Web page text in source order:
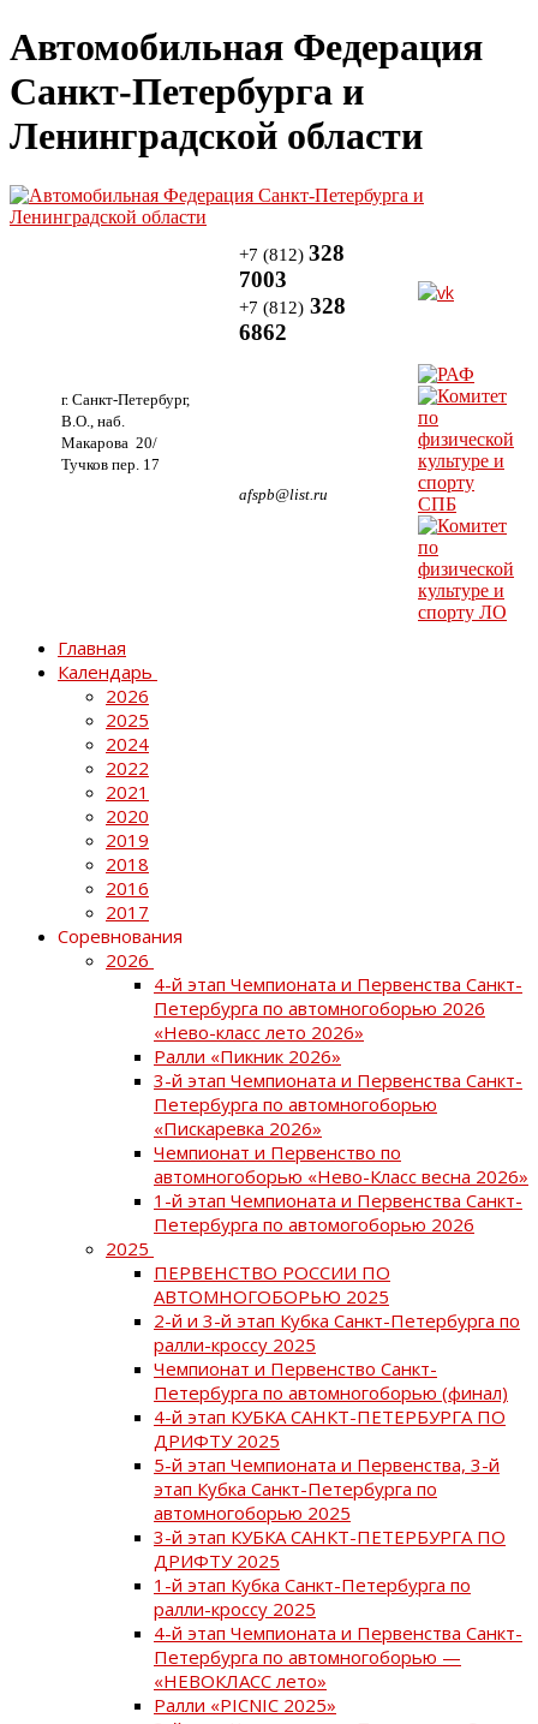
Автомобильная Федерация
Санкт-Петербурга и
Ленинградской области
г. Санкт-Петербург,
В.О., наб.
Макарова 20/
Тучков пер. 17
+7 (812) 328
7003
+7 (812) 328
6862
afspb@list.ru
Главная
Календарь
2026
2025
2024
2022
2021
2020
2019
2018
2016
2017
Соревнования
2026
4-й этап Чемпионата и Первенства Санкт-
Петербурга по автомногоборью 2026
«Нево-класс лето 2026»
Ралли «Пикник 2026»
3-й этап Чемпионата и Первенства Санкт-
Петербурга по автомногоборью
«Пискаревка 2026»
Чемпионат и Первенство по
автомногоборью «Нево-Класс весна 2026»
1-й этап Чемпионата и Первенства Санкт-
Петербурга по автомогоборью 2026
2025
ПЕРВЕНСТВО РОССИИ ПО
АВТОМНОГОБОРЬЮ 2025
2-й и 3-й этап Кубка Санкт-Петербурга по
ралли-кроссу 2025
Чемпионат и Первенство Санкт-
Петербурга по автомногоборью (финал)
4-й этап КУБКА САНКТ-ПЕТЕРБУРГА ПО
ДРИФТУ 2025
5-й этап Чемпионата и Первенства, 3-й
этап Кубка Санкт-Петербурга по
автомногоборью 2025
3-й этап КУБКА САНКТ-ПЕТЕРБУРГА ПО
ДРИФТУ 2025
1-й этап Кубка Санкт-Петербурга по
ралли-кроссу 2025
4-й этап Чемпионата и Первенства Санкт-
Петербурга по автомногоборью —
«НЕВОКЛАСС лето»
Ралли «PICNIC 2025»